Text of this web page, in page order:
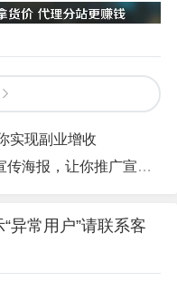
实现副业增收
你推广宣传获得佣金更容易
异常用户”请联系客